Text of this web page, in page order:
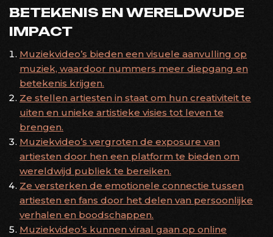
BETEKENIS EN WERELDWIJDE
IMPACT
Muziekvideo’s bieden een visuele aanvulling op
muziek, waardoor nummers meer diepgang en
betekenis krijgen.
Ze stellen artiesten in staat om hun creativiteit te
uiten en unieke artistieke visies tot leven te
brengen.
Muziekvideo’s vergroten de exposure van
artiesten door hen een platform te bieden om
wereldwijd publiek te bereiken.
Ze versterken de emotionele connectie tussen
artiesten en fans door het delen van persoonlijke
verhalen en boodschappen.
Muziekvideo’s kunnen viraal gaan op online